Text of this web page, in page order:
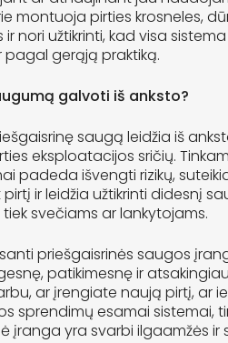
montuoja pirties krosneles,
ir nori užtikrinti, kad visa
pagal gerąją praktiką.
galvoti iš anksto?
saugą leidžia iš
eksploatacijos sričių.
padeda išvengti rizikų,
ir leidžia užtikrinti didesnį
svečiams ar lankytojams.
priešgaisrinės saugos
patikimesnę ir
ar įrengiate naują pirtį, ar
sprendimų esamai sistemai,
įranga yra svarbi ilgaamžės ir